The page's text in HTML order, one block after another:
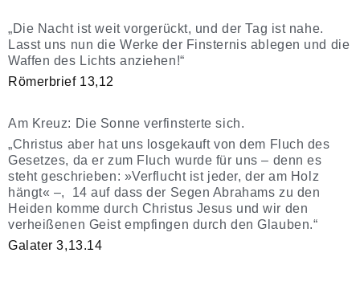
„Die Nacht ist weit vorgerückt, und der Tag ist nahe.
Lasst uns nun die Werke der Finsternis ablegen und die
Waffen des Lichts anziehen!“
Römerbrief 13,12
Am Kreuz: Die Sonne verfinsterte sich.
„Christus aber hat uns losgekauft von dem Fluch des
Gesetzes, da er zum Fluch wurde für uns – denn es
steht geschrieben: »Verflucht ist jeder, der am Holz
hängt« –, 14 auf dass der Segen Abrahams zu den
Heiden komme durch Christus Jesus und wir den
verheißenen Geist empfingen durch den Glauben.“
Galater 3,13.14